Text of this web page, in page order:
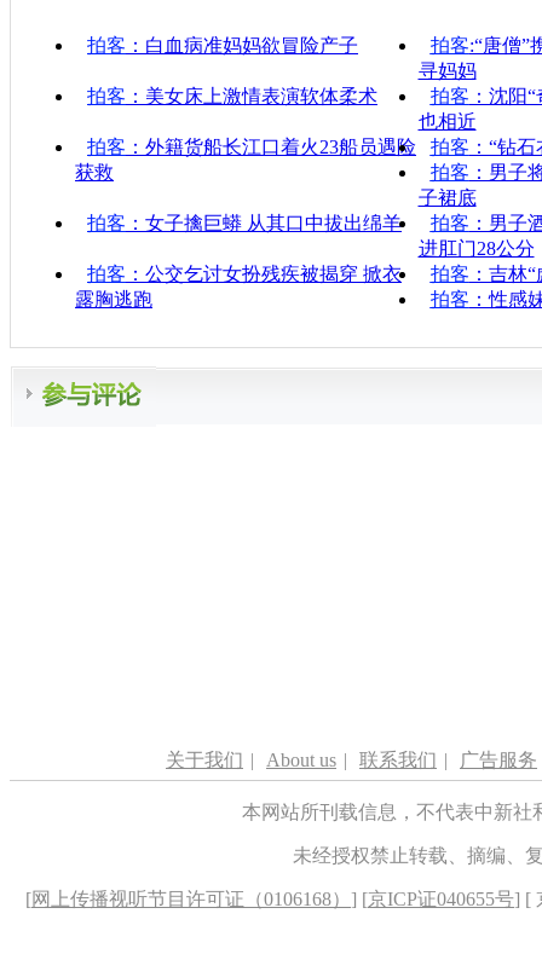
拍客 ：白血病准妈妈欲冒险产子 拍客:“唐僧”
寻妈妈
拍客 ：美女床上激情表演软体柔术 拍客 ：沈阳
也相近
拍客 ：外籍货船长江口着火23船员遇险
获救
拍客 ：“钻
拍客 ：男子
子裙底
拍客 ：女子擒巨蟒 从其口中拔出绵羊 拍客 ：男子
进肛门28公分
拍客 ：公交乞讨女扮残疾被揭穿 掀衣
露胸逃跑
拍客 ：吉林
拍客 ：性感
关于我们 | About us | 联系我们 | 广告服务
本网站所刊载信息，不代表中新
未经授权禁止转载、摘编、
[网上传播视听节目许可证（0106168） ] [京ICP证040655号] [